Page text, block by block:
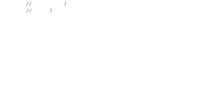
//           )
//      )